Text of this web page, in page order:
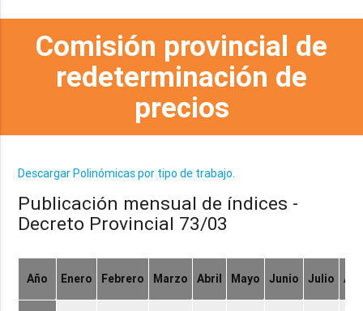
Comisión provincial de
redeterminación de
precios
Descargar Polinómicas por tipo de trabajo.
Publicación mensual de índices -
Decreto Provincial 73/03
Año Enero Febrero Marzo Abril Mayo Junio Julio